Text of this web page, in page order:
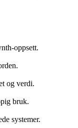
oppsett.
og verdi.
bruk.
systemer.